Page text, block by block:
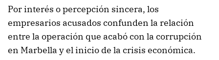
Por interés o percepción sincera, los
empresarios acusados confunden la relación
entre la operación que acabó con la corrupción
en Marbella y el inicio de la crisis económica.